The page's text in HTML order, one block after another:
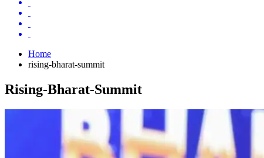
Home
rising-bharat-summit
Rising-Bharat-Summit